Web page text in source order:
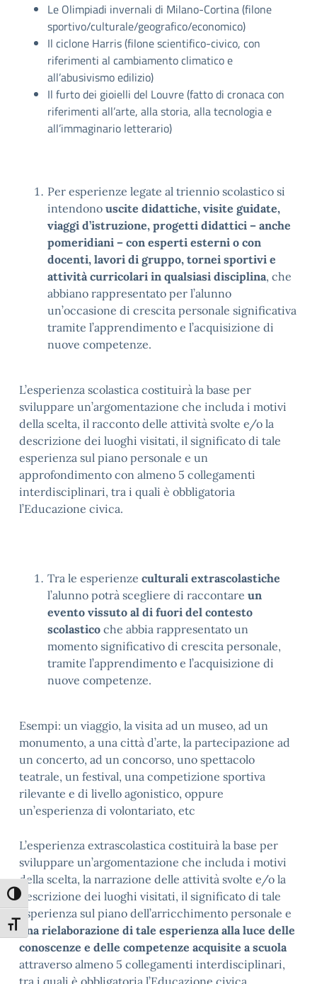
Attiva/disattiva alto contrasto
Attiva/disattiva dimensione testo
Le Olimpiadi invernali di Milano-Cortina (filone
sportivo/culturale/geografico/economico)
Il ciclone Harris (filone scientifico-civico, con
riferimenti al cambiamento climatico e
all’abusivismo edilizio)
Il furto dei gioielli del Louvre (fatto di cronaca con
riferimenti all’arte, alla storia, alla tecnologia e
all’immaginario letterario)
Per esperienze legate al triennio scolastico si
intendono uscite didattiche, visite guidate,
viaggi d’istruzione, progetti didattici – anche
pomeridiani – con esperti esterni o con
docenti, lavori di gruppo, tornei sportivi e
attività curricolari in qualsiasi disciplina, che
abbiano rappresentato per l’alunno
un’occasione di crescita personale significativa
tramite l’apprendimento e l’acquisizione di
nuove competenze.
L’esperienza scolastica costituirà la base per
sviluppare un’argomentazione che includa i motivi
della scelta, il racconto delle attività svolte e/o la
descrizione dei luoghi visitati, il significato di tale
esperienza sul piano personale e un
approfondimento con almeno 5 collegamenti
interdisciplinari, tra i quali è obbligatoria
l’Educazione civica.
Tra le esperienze culturali extrascolastiche
l’alunno potrà scegliere di raccontare un
evento vissuto al di fuori del contesto
scolastico che abbia rappresentato un
momento significativo di crescita personale,
tramite l’apprendimento e l’acquisizione di
nuove competenze.
Esempi: un viaggio, la visita ad un museo, ad un
monumento, a una città d’arte, la partecipazione ad
un concerto, ad un concorso, uno spettacolo
teatrale, un festival, una competizione sportiva
rilevante e di livello agonistico, oppure
un’esperienza di volontariato, etc
L’esperienza extrascolastica costituirà la base per
sviluppare un’argomentazione che includa i motivi
della scelta, la narrazione delle attività svolte e/o la
descrizione dei luoghi visitati, il significato di tale
esperienza sul piano dell’arricchimento personale e
una rielaborazione di tale esperienza alla luce delle
conoscenze e delle competenze acquisite a scuola
attraverso almeno 5 collegamenti interdisciplinari,
tra i quali è obbligatoria l’Educazione civica.